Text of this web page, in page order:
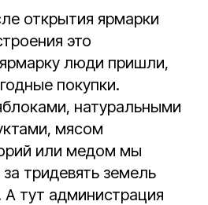
открытия ярмарки
это
люди пришли,
покупки.
натуральными
мясом
или медом мы
тридевять земель
тут администрация